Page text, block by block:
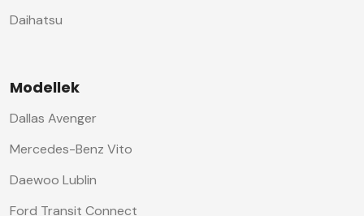
Daihatsu
Modellek
Dallas Avenger
Mercedes-Benz Vito
Daewoo Lublin
Ford Transit Connect